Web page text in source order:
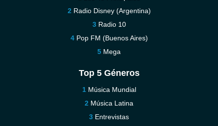
Radio Disney (Argentina)
Radio 10
Pop FM (Buenos Aires)
Mega
Top 5 Géneros
Música Mundial
Música Latina
Entrevistas